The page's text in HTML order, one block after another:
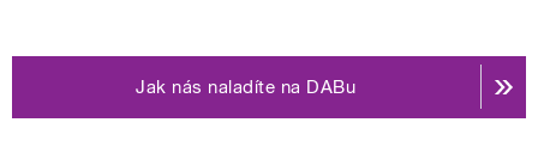
Jak nás naladíte na DABu